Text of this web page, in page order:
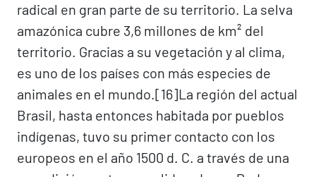
radical en gran parte de su territorio. La selva
amazónica cubre 3,6 millones de km² del
territorio. Gracias a su vegetación y al clima,
es uno de los países con más especies de
animales en el mundo.[16]​ La región del actual
Brasil, hasta entonces habitada por pueblos
indígenas, tuvo su primer contacto con los
europeos en el año 1500 d. C. a través de una